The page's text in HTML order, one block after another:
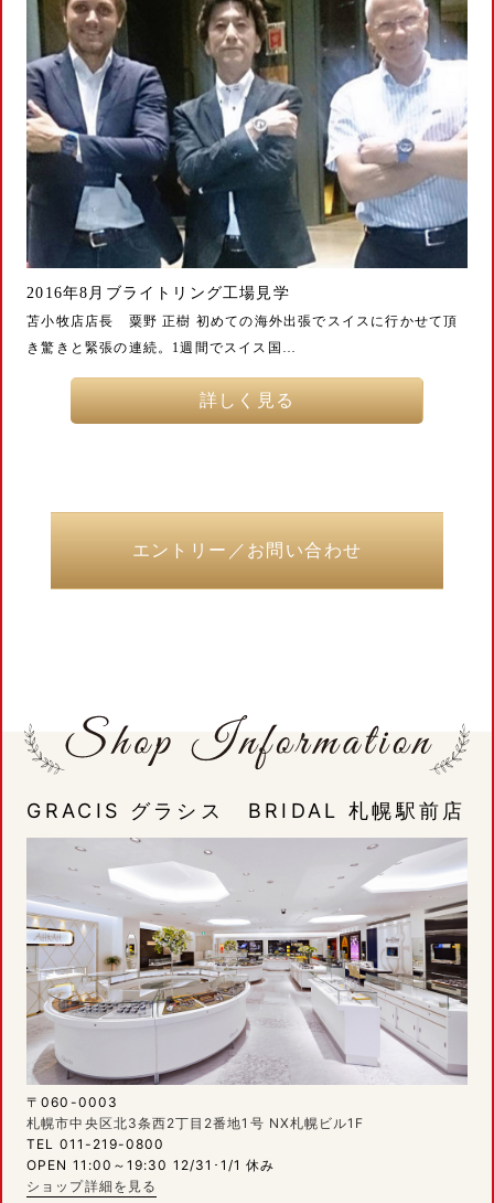
2016年8月ブライトリング工場見学
苫小牧店店長 粟野 正樹 初めての海外出張でスイスに行かせて頂
き驚きと緊張の連続。1週間でスイス国…
詳しく見る
エントリー／お問い合わせ
GRACIS グラシス BRIDAL 札幌駅前店
〒060-0003
札幌市中央区北3条西2丁目2番地1号 NX札幌ビル1F
TEL 011-219-0800
OPEN 11:00～19:30 12/31･1/1 休み
ショップ詳細を見る